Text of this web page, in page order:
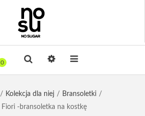
0
Kolekcja dla niej
Bransoletki
Fiori -bransoletka na kostkę